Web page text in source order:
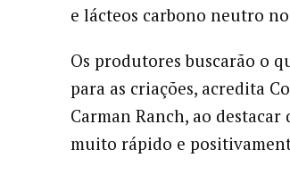
e lácteos carbono neutro
Os produtores buscarão o
para as criações, acredita
Carman Ranch, ao
muito rápido e